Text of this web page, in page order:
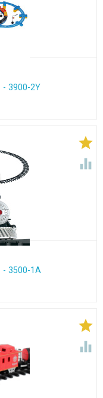
- 3900-2Y


- 3500-1A

